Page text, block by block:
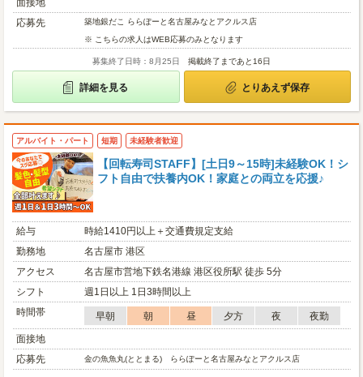
面接地
応募先
築地銀だこ ららぽーと名古屋みなとアクルス店
※ こちらの求人はWEB応募のみとなります
募集終了日時：8月25日 掲載終了まであと16日
詳細を見る とりあえず保存
アルバイト・パート 短期 未経験者歓迎
【回転寿司STAFF】[土日9～15時]未経験OK！シ
フト自由で扶養内OK！家庭との両立を応援♪
給与
時給1410円以上＋交通費規定支給
勤務地
名古屋市 港区
アクセス
名古屋市営地下鉄名港線 港区役所駅 徒歩 5分
シフト
週1日以上 1日3時間以上
時間帯
早朝 朝 昼 夕方 夜
夜勤
面接地
応募先
金の魚魚丸(ととまる) ららぽーと名古屋みなとアクルス店